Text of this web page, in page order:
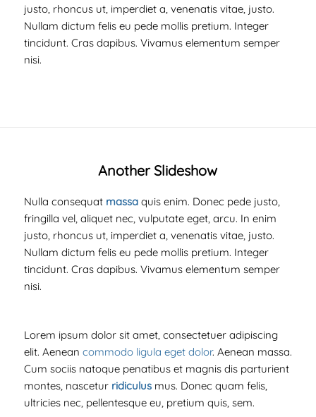
justo, rhoncus ut, imperdiet a, venenatis vitae, justo.
Nullam dictum felis eu pede mollis pretium. Integer
tincidunt. Cras dapibus. Vivamus elementum semper
nisi.
Another Slideshow
Nulla consequat massaquis enim. Donec pede justo,
fringilla vel, aliquet nec, vulputate eget, arcu. In enim
justo, rhoncus ut, imperdiet a, venenatis vitae, justo.
Nullam dictum felis eu pede mollis pretium. Integer
tincidunt. Cras dapibus. Vivamus elementum semper
nisi.
Lorem ipsum dolor sit amet, consectetuer adipiscing
elit. Aenean commodo ligula eget dolor. Aenean massa.
Cum sociis natoque penatibus et magnis dis parturient
montes, nascetur ridiculusmus. Donec quam felis,
ultricies nec, pellentesque eu, pretium quis, sem.